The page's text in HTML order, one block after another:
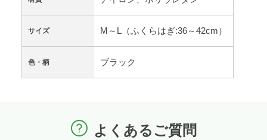
サイズ M～L（ふくらはぎ:36～42cm）
色・柄 ブラック
よくあるご質問